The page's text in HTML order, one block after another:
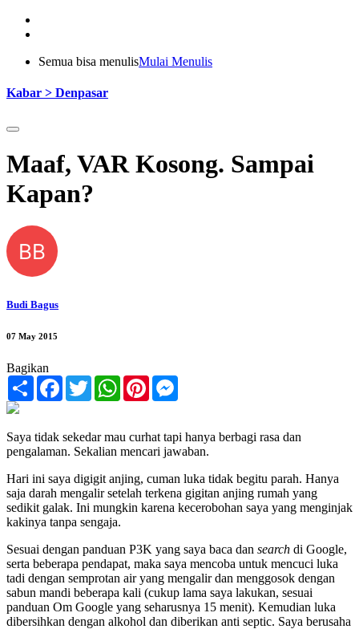
Semua bisa menulisMulai Menulis
Kabar > Denpasar
Maaf, VAR Kosong. Sampai
Kapan?
BB
Budi Bagus
07 May 2015
Bagikan
Share FacebookTwitterWhatsApp
Pinterest
Saya tidak sekedar mau curhat tapi hanya berbagi rasa dan
pengalaman. Sekalian mencari jawaban.
Hari ini saya digigit anjing, cuman luka tidak begitu parah. Hanya
saja darah mengalir setelah terkena gigitan anjing rumah yang
sedikit galak. Ini mungkin karena kecerobohan saya yang menginjak
kakinya tanpa sengaja.
Sesuai dengan panduan P3K yang saya baca dan search di Google,
serta beberapa pendapat, maka saya mencoba untuk mencuci luka
tadi dengan semprotan air yang mengalir dan menggosok dengan
sabun mandi beberapa kali (cukup lama saya lakukan, sesuai
panduan Om Google yang seharusnya 15 menit). Kemudian luka
dibersihkan dengan alkohol dan diberikan anti septic. Saya berusaha